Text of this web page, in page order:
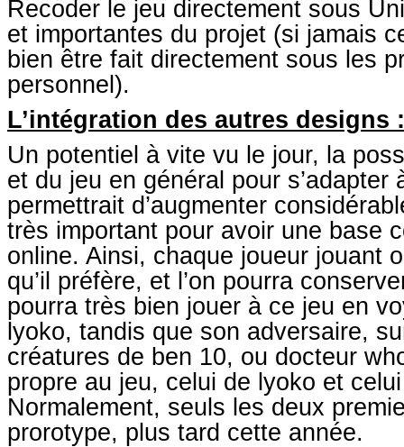
Recoder le jeu directement sous
et importantes du projet (si jamais
bien être fait directement sous les
personnel).
L’intégration des autres designs :
Un potentiel à vite vu le jour, la
et du jeu en général pour
permettrait d’augmenter
très important pour avoir une base
online. Ainsi, chaque joueur jouant
qu’il préfère, et l’on pourra
pourra très bien jouer à ce jeu en
lyoko, tandis que son adversaire,
créatures de ben 10, ou docteur
propre au jeu, celui de lyoko et
Normalement, seuls les deux
prorotype, plus tard cette année.